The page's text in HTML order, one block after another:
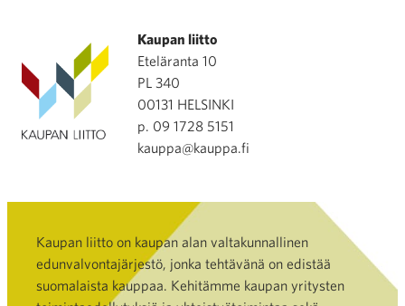
Kaupan liitto
Eteläranta 10
PL 340
00131 HELSINKI
p. 09 1728 5151
kauppa@kauppa.fi
Kaupan liitto on kaupan alan valtakunnallinen
edunvalvontajärjestö, jonka tehtävänä on edistää
suomalaista kauppaa. Kehitämme kaupan yritysten